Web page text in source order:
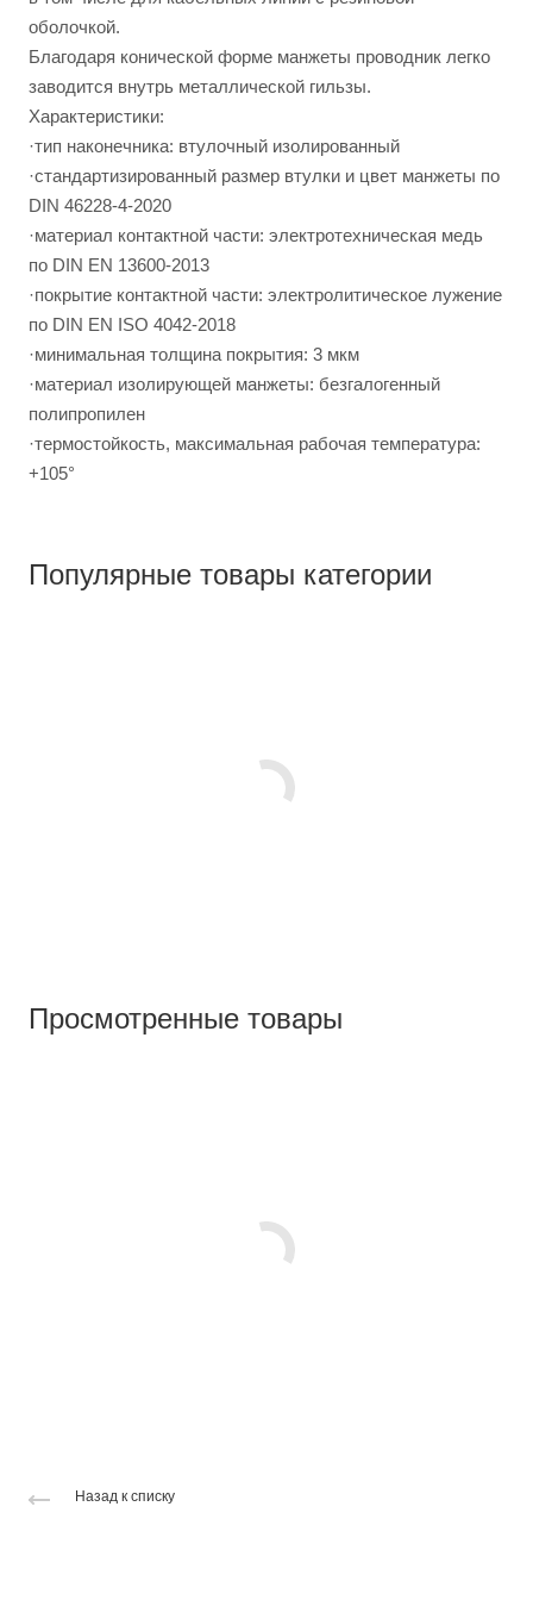
оболочкой.
Благодаря конической форме манжеты проводник легко
заводится внутрь металлической гильзы.
Характеристики:
·тип наконечника: втулочный изолированный
·стандартизированный размер втулки и цвет манжеты по
DIN 46228-4-2020
·материал контактной части: электротехническая медь
по DIN EN 13600-2013
·покрытие контактной части: электролитическое лужение
по DIN EN ISO 4042-2018
·минимальная толщина покрытия: 3 мкм
·материал изолирующей манжеты: безгалогенный
полипропилен
·термостойкость, максимальная рабочая температура:
+105°
Популярные товары категории
Просмотренные товары
Назад к списку